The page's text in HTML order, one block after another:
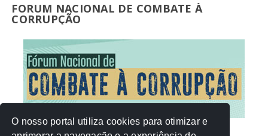
FORUM NACIONAL DE COMBATE À
CORRUPÇÃO
O nosso portal utiliza cookies para otimizar e